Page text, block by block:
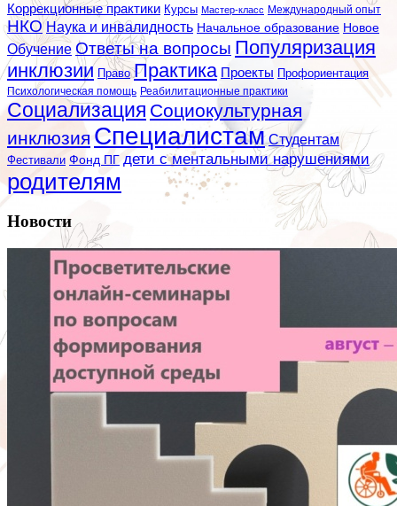
Коррекционные практики Курсы Мастер-класс Международный опыт
НКО Наука и инвалидность Начальное образование Новое
Обучение Ответы на вопросы Популяризация
инклюзии Право Практика Проекты Профориентация
Психологическая помощь Реабилитационные практики
Социализация Социокультурная
инклюзия Специалистам Студентам
Фестивали Фонд ПГ дети с ментальными нарушениями
родителям
Новости